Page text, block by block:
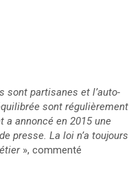
sont partisanes et l’auto-
sont régulièrement
annoncé en 2015 une
presse. La loi n’a toujours
», commenté